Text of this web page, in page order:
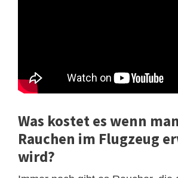
Was kostet es wenn
Rauchen im Flugzeug
wird?